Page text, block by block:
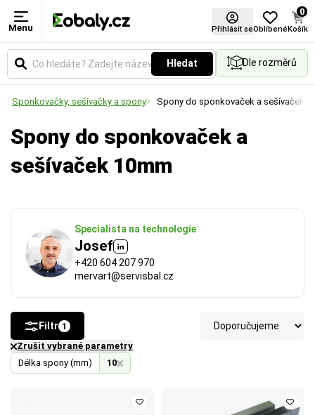
Menu Přihlásit seOblíbené
0
Košík
Hledat Dle rozměrů
Sponkovačky, sešívačky a spony Spony do sponkovaček a sešívaček
Spony do sponkovaček a
sešívaček 10mm
Specialista na technologie
Josef
+420 604 207 970
mervart@servisbal.cz
Délka spony (mm) 10
Zrušit vybrané parametry
Filtr 1
Použití
Určuje způsob aplikace fólie. Vyberte si variantu